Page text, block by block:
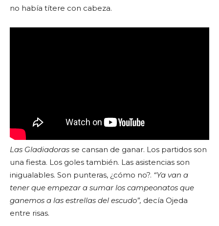
no había títere con cabeza.
Las Gladiadoras se cansan de ganar. Los partidos son
una fiesta. Los goles también. Las asistencias son
inigualables. Son punteras, ¿cómo no?. “Ya van a
tener que empezar a sumar los campeonatos que
ganemos a las estrellas del escudo”, decía Ojeda
entre risas.